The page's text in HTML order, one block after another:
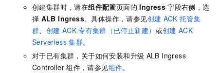
创建集群时，请在组件配置页面的 Ingress 字段右侧，选
择 ALB Ingress。具体操作，请参见创建 ACK 托管集
群、 创建 ACK 专有集群（已停止新建） 或创建 ACK
Serverless 集群。
对于已有集群，关于如何安装和升级 ALB Ingress
Controller 组件，请参见组件。